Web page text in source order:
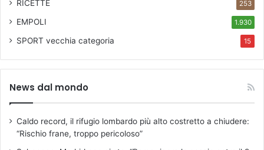
RICETTE 253
EMPOLI 1.930
SPORT vecchia categoria 15
News dal mondo
Caldo record, il rifugio lombardo più alto costretto a chiudere:
“Rischio frane, troppo pericoloso”